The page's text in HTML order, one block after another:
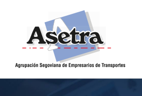
contenido